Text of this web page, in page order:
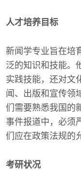
人才培养目标
新闻学专业旨在培
泛的知识和技能。
实践技能，还对文
闻、出版和宣传领
们需要熟悉我国的
事件报道中，必须
们应在政策法规的
考研状况